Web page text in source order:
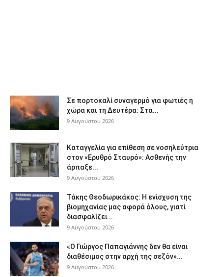
Σε πορτοκαλί συναγερμό για φωτιές η
χώρα και τη Δευτέρα: Στα...
9 Αυγούστου 2026
Καταγγελία για επίθεση σε νοσηλεύτρια
στον «Ερυθρό Σταυρό»: Ασθενής την
άρπαξε...
9 Αυγούστου 2026
Τάκης Θεοδωρικάκος: Η ενίσχυση της
βιομηχανίας μας αφορά όλους, γιατί
διασφαλίζει...
9 Αυγούστου 2026
«Ο Γιώργος Παπαγιάννης δεν θα είναι
διαθέσιμος στην αρχή της σεζόν»...
9 Αυγούστου 2026